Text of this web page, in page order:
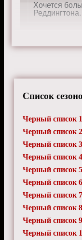
Хочется
Реддингтона.
Интересные
Список
Черный список 1
Черный список 2
Черный список 3
Черный список 4
Черный список 5
Черный список 6
Черный список 7
Черный список 8
Черный список 9
Черный список